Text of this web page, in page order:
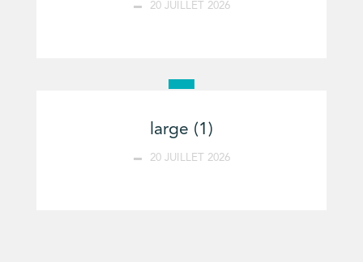
20 JUILLET 2026
large (1)
20 JUILLET 2026